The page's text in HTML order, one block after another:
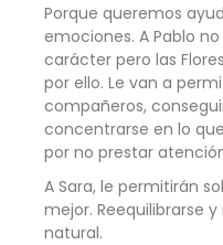
Porque queremos
emociones. A Pablo
carácter pero las
por ello. Le van a
compañeros,
concentrarse en lo
por no prestar
A Sara, le permitirán
mejor. Reequilibrarse
natural.